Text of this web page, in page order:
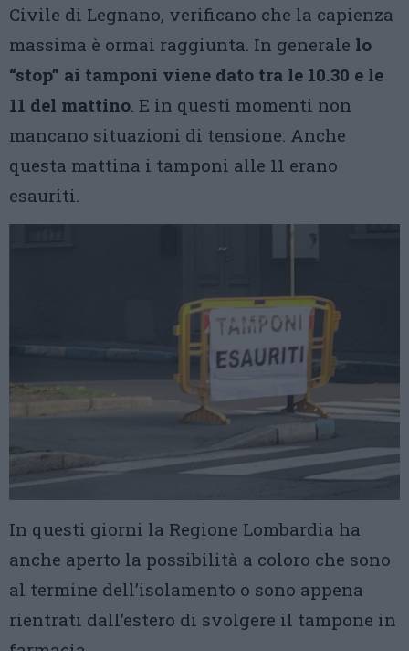
Civile di Legnano, verificano che la capienza
massima è ormai raggiunta. In generale lo
“stop” ai tamponi viene dato tra le 10.30 e le
11 del mattino. E in questi momenti non
mancano situazioni di tensione. Anche
questa mattina i tamponi alle 11 erano
esauriti.
In questi giorni la Regione Lombardia ha
anche aperto la possibilità a coloro che sono
al termine dell’isolamento o sono appena
rientrati dall’estero di svolgere il tampone in